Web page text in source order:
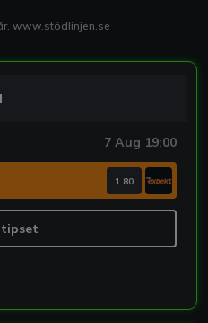
www.stödlinjen.se
7 Aug 19:00
1.80
tipset